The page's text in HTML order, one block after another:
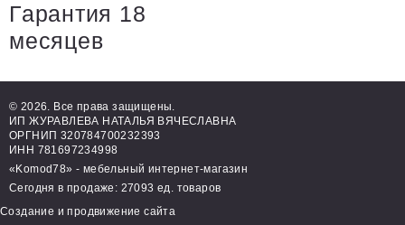
Гарантия 18
месяцев
© 2026. Все права защищены.
ИП ЖУРАВЛЕВА НАТАЛЬЯ ВЯЧЕСЛАВНА
ОРГНИП 320784700232393
ИНН 781697234998
«Komod78» - мебельный интернет-магазин
Сегодня в продаже: 27093 ед. товаров
Создание и продвижение сайта